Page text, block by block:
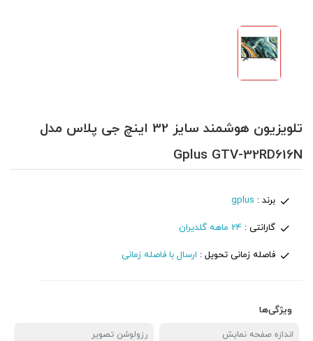
تلویزیون هوشمند سایز 32 اینچ جی پلاس مدل
Gplus GTV-32RD616N
برند : gplus
گارانتی :24 ماهه گلدیران
فاصله زمانی تحویل : ارسال با فاصله زمانی
ویژگی‌ها
اندازه صفحه نمایش رزولوشن تصویر